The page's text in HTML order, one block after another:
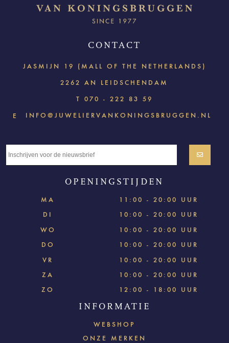
CONTACT
JASMIJN 19 (MALL OF THE NETHERLANDS)
2262 AN LEIDSCHENDAM
T 070 - 222 83 59
E INFO@JUWELIERVANKONINGSBRUGGEN.NL
OPENINGSTIJDEN
MA
11:00 - 20:00 UUR
DI
10:00 - 20:00 UUR
WO
10:00 - 20:00 UUR
DO
10:00 - 20:00 UUR
VR
10:00 - 20:00 UUR
ZA
10:00 - 20:00 UUR
ZO
12:00 - 18:00 UUR
INFORMATIE
WEBSHOP
ONZE MERKEN